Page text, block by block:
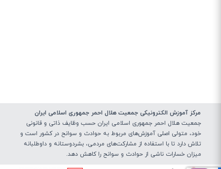
مرکز آموزش الکترونیکی جمعیت هلال احمر جمهوری اسلامی ایران
جمعیت هلال احمر جمهوری اسلامی ایران حسب وظایف ذاتی و قانونی
خود، متولی اصلی آموزش‌های مربوط به حوادث و سوانح در کشور است و
تلاش دارد تا با استفاده از مشارکت‌های مردمی، بشردوستانه و داوطلبانه
میزان خسارات ناشی از حوادث و سوانح را کاهش دهد.